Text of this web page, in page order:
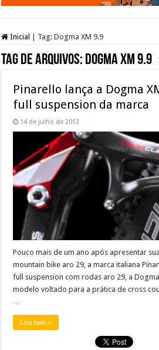
Inicial Tag:Dogma XM 9.9
Tag de arquivos: Dogma XM 9.9
Pinarello lança a Dogma
full suspension da marca
14 de julho de 2013
Pouco mais de um ano após apresentar
mountain bike aro 29, a marca italiana
full suspension com rodas aro 29, a
modelo voltado para a prática de cross
…
Leia mais »